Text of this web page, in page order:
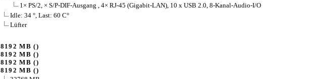
1× PS/2, × S/P-DIF-Ausgang , 4× RJ-45 (Gigabit-LAN), 10 x USB 2.0, 8-Kanal-Audio-I/O
Idle: 34 °, Last: 60 C°
Lüfter
8192 MB ()
8192 MB ()
8192 MB ()
8192 MB ()